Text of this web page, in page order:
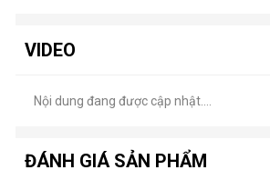
bơm
máy bơm
LED
ARGB (Addressable RGB)
VIDEO
Nội dung đang được cập nhật....
ĐÁNH GIÁ SẢN PHẨM